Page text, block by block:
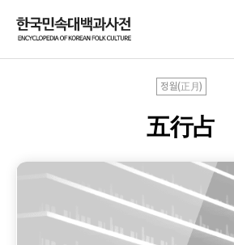
정월(正月)
五行占